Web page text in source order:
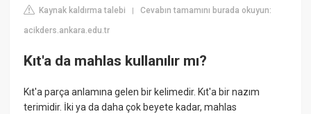
Kaynak kaldırma talebi |Cevabın tamamını burada okuyun:
acikders.ankara.edu.tr
Kıt'a da mahlas kullanılır mı?
Kıt'a parça anlamına gelen bir kelimedir. Kıt'a bir nazım
terimidir. İki ya da daha çok beyete kadar, mahlas